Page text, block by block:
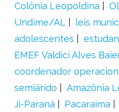
Colônia Leopoldina
Undime/AL
leis
adolescentes
EMEF Valdici Alves
coordenador
semiárido
Amazônia
Ji-Paraná
Pacaraima